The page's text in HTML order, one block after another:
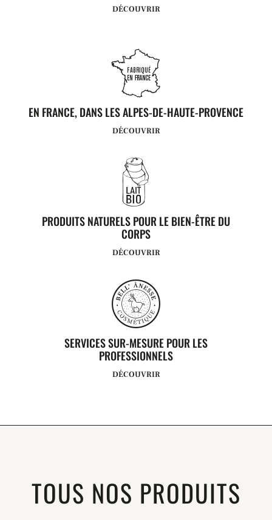
DÉCOUVRIR
EN FRANCE, DANS LES ALPES-DE-HAUTE-PROVENCE
DÉCOUVRIR
PRODUITS NATURELS POUR LE BIEN-ÊTRE DU
CORPS
DÉCOUVRIR
SERVICES SUR-MESURE POUR LES
PROFESSIONNELS
DÉCOUVRIR
TOUS NOS PRODUITS